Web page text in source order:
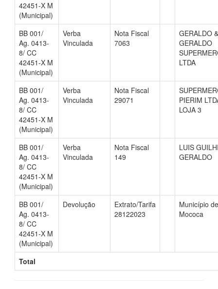
42451-X M
(Municipal)
BB 001/
Ag. 0413-
8/ CC
42451-X M
(Municipal)
Verba
Vinculada
Nota Fiscal
7063
GERALDO &
GERALDO
LTDA
BB 001/
Ag. 0413-
8/ CC
42451-X M
(Municipal)
Verba
Vinculada
Nota Fiscal
29071
PIERIM
LOJA 3
BB 001/
Ag. 0413-
8/ CC
42451-X M
(Municipal)
Verba
Vinculada
Nota Fiscal
149
LUIS
GERALDO
BB 001/
Ag. 0413-
8/ CC
42451-X M
(Municipal)
Devolução
Extrato/Tarifa
28122023
Município de
Mococa
Total